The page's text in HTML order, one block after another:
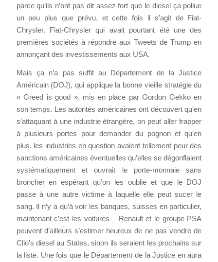
parce qu’ils n’ont pas dit assez fort que le diesel ça pollue
un peu plus que prévu, et cette fois il s’agit de Fiat-
Chrysler. Fiat-Chrysler qui avait pourtant été une des
premières sociétés à répondre aux Tweets de Trump en
annonçant des investissements aux USA.
Mais ça n’a pas suffit au Département de la Justice
Américain (DOJ), qui applique la bonne vieille stratégie du
« Greed is good », mis en place par Gordon Gekko en
son temps. Les autorités américaines ont découvert qu’en
s’attaquant à une industrie étrangère, on peut aller frapper
à plusieurs portes pour demander du pognon et qu’en
plus, les industries en question avaient tellement peur des
sanctions américaines éventuelles qu’elles se dégonflaient
systématiquement et ouvrait le porte-monnaie sans
broncher en espérant qu’on les oublie et que le DOJ
passe à une autre victime à laquelle elle peut sucer le
sang. Il n’y a qu’à voir les banques, suisses en particulier,
maintenant c’est les voitures – Renault et le groupe PSA
peuvent d’ailleurs s’estimer heureux de ne pas vendre de
Clio’s diesel au States, sinon ils seraient les prochains sur
la liste. Une fois que le Département de la Justice en aura